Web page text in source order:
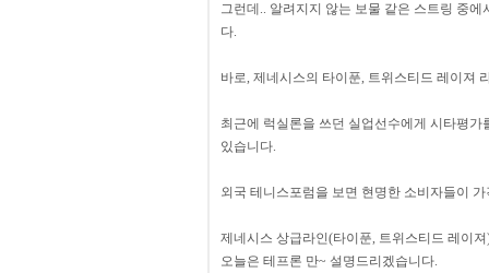
그런데.. 알려지지 않는 보물 같은 스트링 중
다.
바로, 제네시스의 타이푼, 트위스티드 레이져
최근에 럭실론을 쓰던 실업선수에게 시타평
있습니다.
외국 테니스포럼을 보면 현명한 소비자들이
제네시스 상급라인(타이푼, 트위스티드 레이
오늘은 테프론 만~ 설명드리겠습니다.